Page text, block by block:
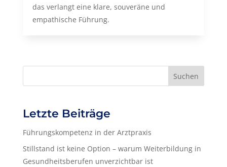
das verlangt eine klare, souveräne und
empathische Führung.
Suchen
Letzte Beiträge
Führungskompetenz in der Arztpraxis
Stillstand ist keine Option – warum Weiterbildung in
Gesundheitsberufen unverzichtbar ist